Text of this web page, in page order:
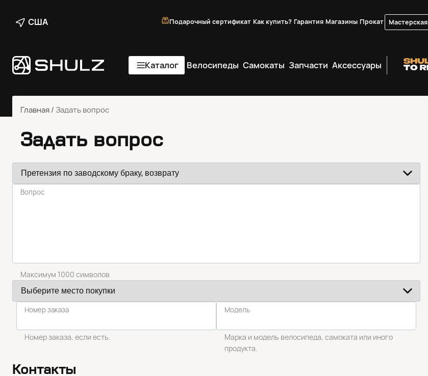
США Подарочный сертификат Как купить? Гарантия Магазины Прокат Мастерская
Каталог Велосипеды Самокаты Запчасти Аксессуары
Главная / Задать вопрос
Задать вопрос
Максимум 1000 символов
Вопрос
Номер заказа, если есть.
Номер заказа
Марка и модель велосипеда, самоката или иного
продукта.
Модель
Контакты